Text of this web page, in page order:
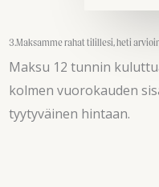
3.Maksamme rahat tilillesi, heti
Maksu 12 tunnin
kolmen vuorokauden
tyytyväinen hintaan.